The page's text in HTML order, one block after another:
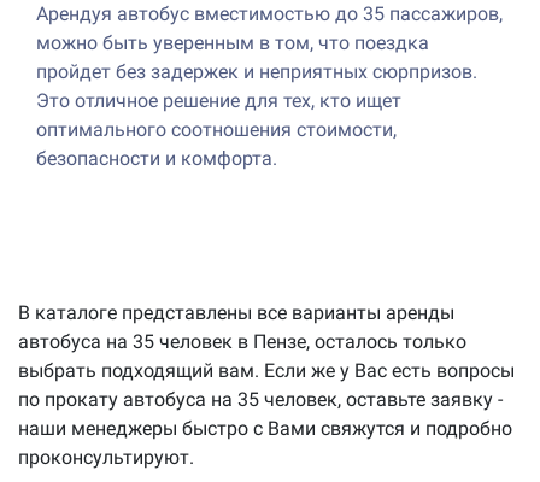
Арендуя автобус вместимостью до 35 пассажиров,
можно быть уверенным в том, что поездка
пройдет без задержек и неприятных сюрпризов.
Это отличное решение для тех, кто ищет
оптимального соотношения стоимости,
безопасности и комфорта.
В каталоге представлены все варианты аренды
автобуса на 35 человек в Пензе, осталось только
выбрать подходящий вам. Если же у Вас есть вопросы
по прокату автобуса на 35 человек, оставьте заявку -
наши менеджеры быстро с Вами свяжутся и подробно
проконсультируют.